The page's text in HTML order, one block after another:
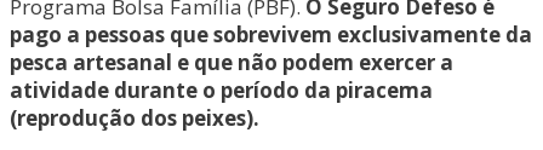
Programa Bolsa Família (PBF). O Seguro Defeso é
pago a pessoas que sobrevivem exclusivamente da
pesca artesanal e que não podem exercer a
atividade durante o período da piracema
(reprodução dos peixes).